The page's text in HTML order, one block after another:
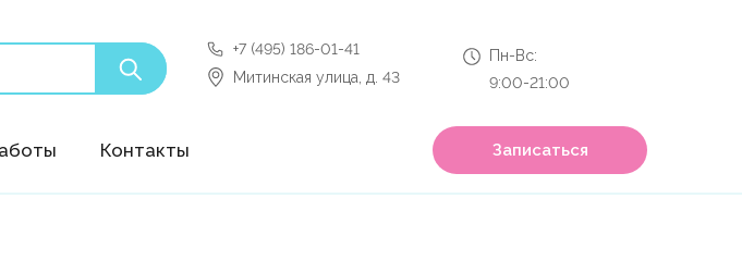
is not a component
+7 (495) 186-01-41
Митинская улица, д. 43
Пн-Вс:
9:00-21:00
Контакты Записаться